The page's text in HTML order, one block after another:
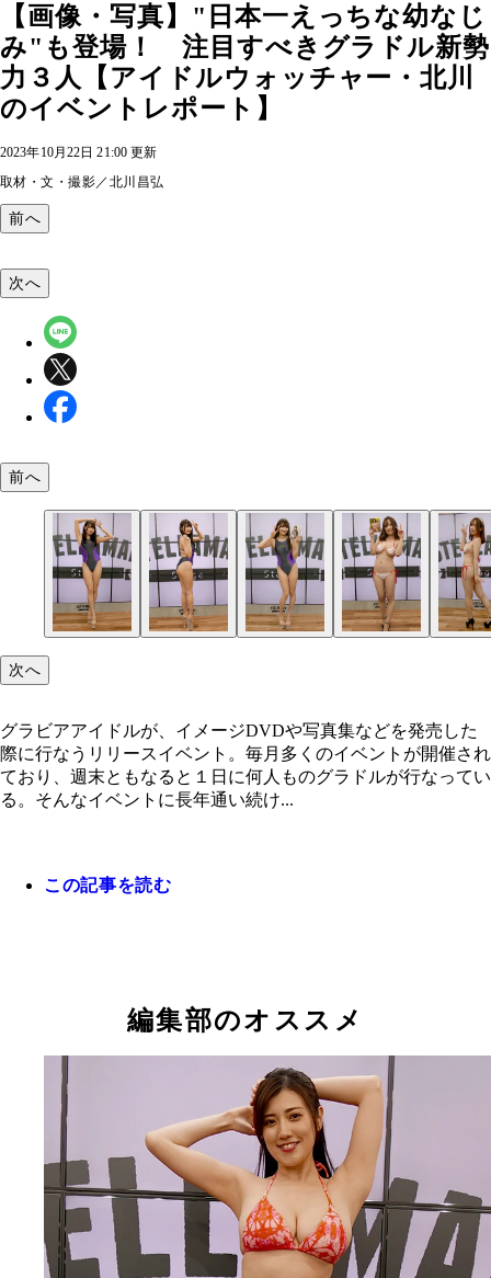
【画像・写真】"日本一えっちな幼なじ
み"も登場！ 注目すべきグラドル新勢
力３人【アイドルウォッチャー・北川
のイベントレポート】
2023年10月22日 21:00 更新
取材・文・撮影／北川昌弘
前へ
次へ
前へ
次へ
グラビアアイドルが、イメージDVDや写真集などを発売した
際に行なうリリースイベント。毎月多くのイベントが開催され
ており、週末ともなると１日に何人ものグラドルが行なってい
る。そんなイベントに長年通い続け...
この記事を読む
編集部のオススメ